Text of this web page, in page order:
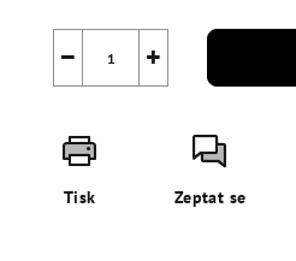
+
−
Tisk Zeptat se